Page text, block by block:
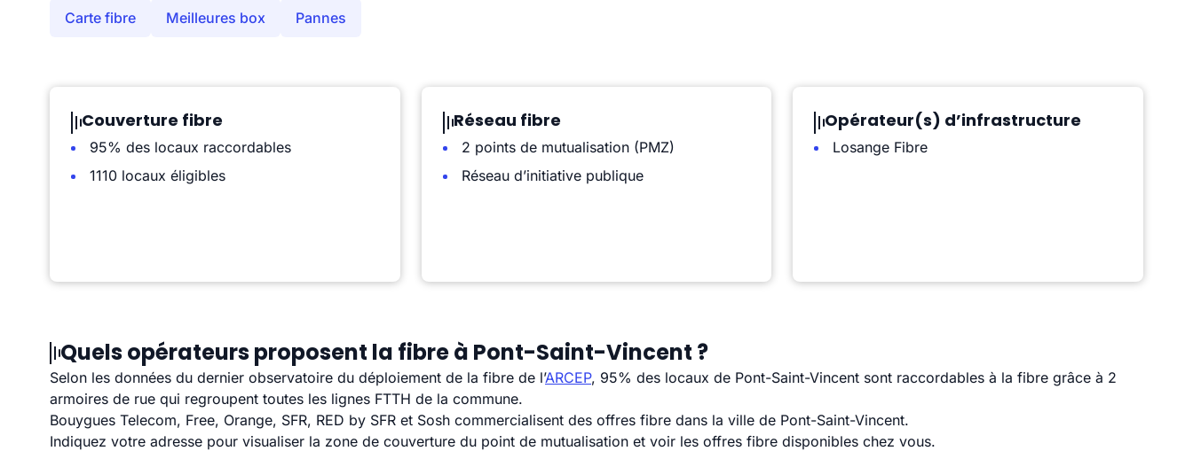
Carte fibre Meilleures box Pannes
Couverture fibre
95% des locaux raccordables
1110 locaux éligibles
Réseau fibre
2 points de mutualisation (PMZ)
Réseau d’initiative publique
Opérateur(s) d’infrastructure
Losange Fibre
Quels opérateurs proposent la fibre à Pont-Saint-Vincent ?
Selon les données du dernier observatoire du déploiement de la fibre de l’ARCEP, 95% des locaux de Pont-Saint-Vincent sont raccordables à la fibre grâce à 2
armoires de rue qui regroupent toutes les lignes FTTH de la commune.
Bouygues Telecom, Free, Orange, SFR, RED by SFR et Sosh commercialisent des offres fibre dans la ville de Pont-Saint-Vincent.
Indiquez votre adresse pour visualiser la zone de couverture du point de mutualisation et voir les offres fibre disponibles chez vous.